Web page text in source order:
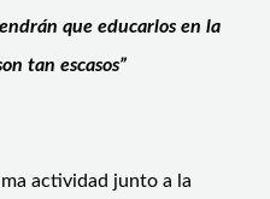
que educarlos en la
tan escasos”
actividad junto a la